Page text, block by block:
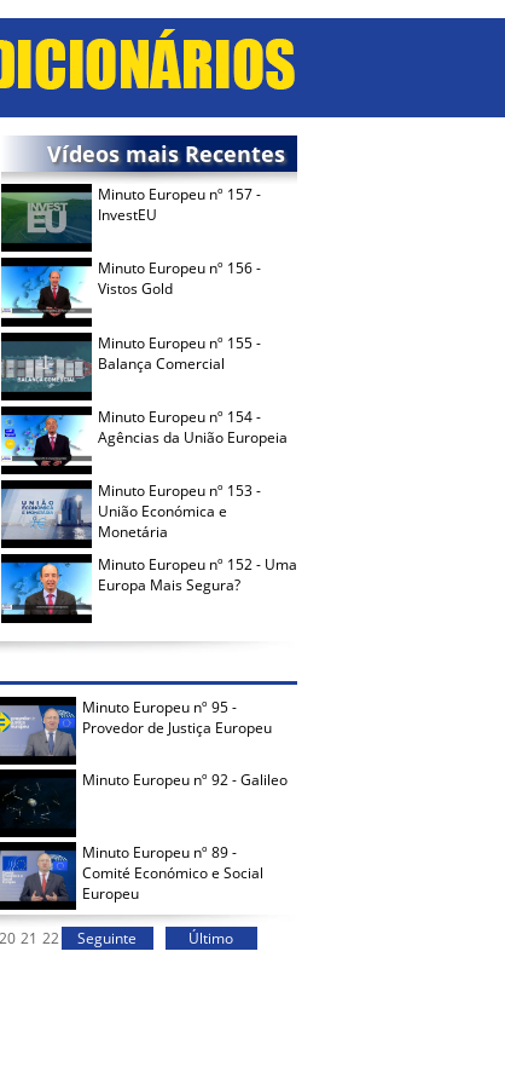
Vídeos mais Recentes
Minuto Europeu nº 157 -
InvestEU
Minuto Europeu nº 156 -
Vistos Gold
Minuto Europeu nº 155 -
Balança Comercial
Minuto Europeu nº 154 -
Agências da União Europeia
Minuto Europeu nº 153 -
União Económica e
Monetária
Minuto Europeu nº 152 - Uma
Europa Mais Segura?
Minuto Europeu nº 95 -
Provedor de Justiça Europeu
Minuto Europeu nº 92 - Galileo
Minuto Europeu nº 89 -
Comité Económico e Social
Europeu
20 21 22 Seguinte Último